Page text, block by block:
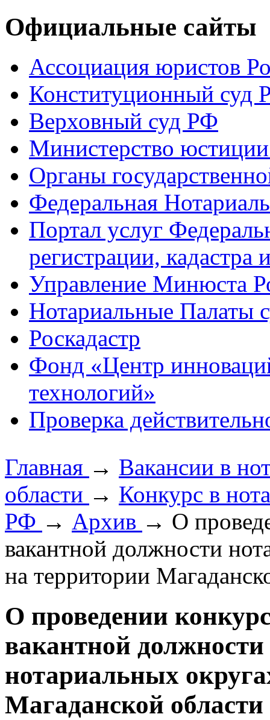
Официальные сайты
Ассоциация юристов
Конституционный суд
Верховный суд РФ
Министерство
Органы
Федеральная
Портал услуг
регистрации, кадастра
Управление Минюста
Нотариальные Палаты
Роскадастр
Фонд «Центр
технологий»
Проверка
Главная → Вакансии в
области → Конкурс в
РФ → Архив → О
вакантной должности
на территории
О проведении
вакантной должности
нотариальных
Магаданской области